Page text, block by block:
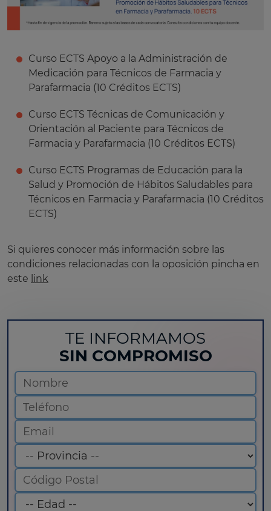
Curso ECTS Apoyo a la Administración de
Medicación para Técnicos de Farmacia y
Parafarmacia (10 Créditos ECTS)
Curso ECTS Técnicas de Comunicación y
Orientación al Paciente para Técnicos de
Farmacia y Parafarmacia (10 Créditos ECTS)
Curso ECTS Programas de Educación para la
Salud y Promoción de Hábitos Saludables para
Técnicos en Farmacia y Parafarmacia (10 Créditos
ECTS)
Si quieres conocer más información sobre las
condiciones relacionadas con la oposición pincha en
este link
TE INFORMAMOS
SIN COMPROMISO